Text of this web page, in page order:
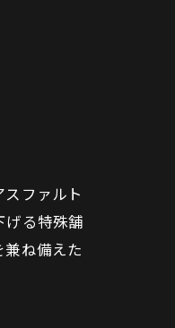
ファルト
げる特殊舗
ね備えた